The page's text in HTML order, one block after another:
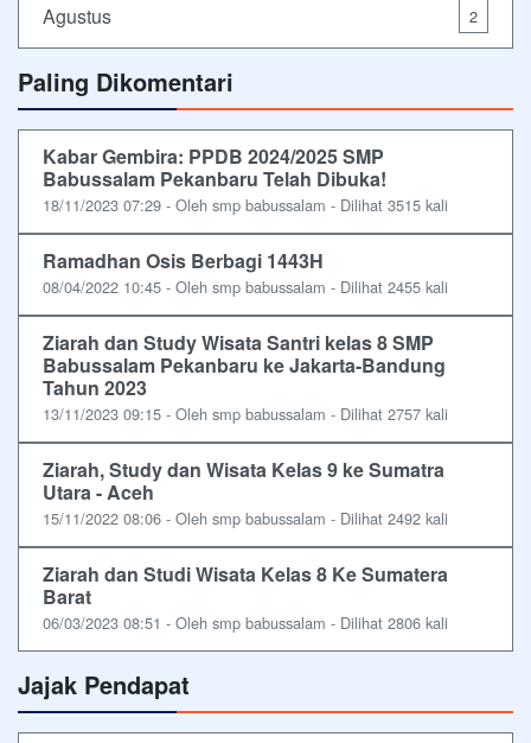
Agustus 2
Paling Dikomentari
Kabar Gembira: PPDB 2024/2025 SMP
Babussalam Pekanbaru Telah Dibuka!
18/11/2023 07:29 - Oleh smp babussalam - Dilihat 3515 kali
Ramadhan Osis Berbagi 1443H
08/04/2022 10:45 - Oleh smp babussalam - Dilihat 2455 kali
Ziarah dan Study Wisata Santri kelas 8 SMP
Babussalam Pekanbaru ke Jakarta-Bandung
Tahun 2023
13/11/2023 09:15 - Oleh smp babussalam - Dilihat 2757 kali
Ziarah, Study dan Wisata Kelas 9 ke Sumatra
Utara - Aceh
15/11/2022 08:06 - Oleh smp babussalam - Dilihat 2492 kali
Ziarah dan Studi Wisata Kelas 8 Ke Sumatera
Barat
06/03/2023 08:51 - Oleh smp babussalam - Dilihat 2806 kali
Jajak Pendapat